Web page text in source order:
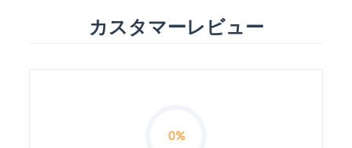
カスタマーレビュー
0%